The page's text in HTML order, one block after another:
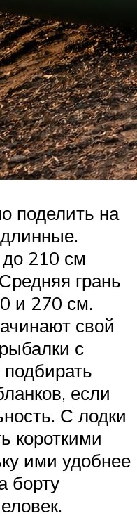
поделить на
210 см
грань
и 270 см.
свой
с
если
С лодки
короткими
ими удобнее
борту